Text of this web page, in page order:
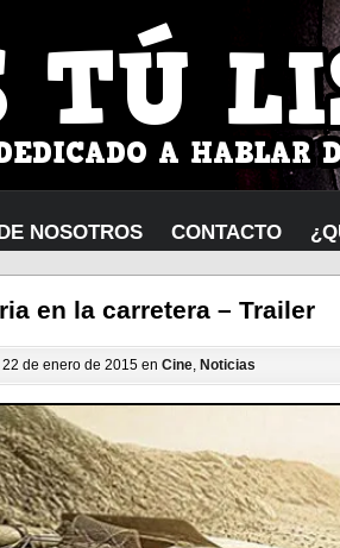
NOSOTROS CONTACTO
en la carretera – Trailer
22 de enero de 2015 en Cine, Noticias